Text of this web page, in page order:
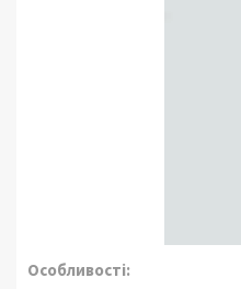
Особливості: